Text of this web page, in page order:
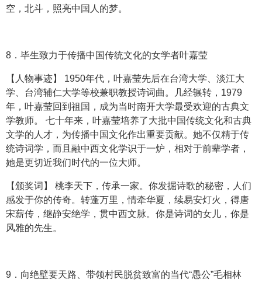
空，北斗，照亮中国人的梦。
8．毕生致力于传播中国传统文化的女学者叶嘉莹
【人物事迹】 1950年代，叶嘉莹先后在台湾大学、淡江大
学、台湾辅仁大学等校兼职教授诗词曲。几经辗转，1979
年，叶嘉莹回到祖国，成为当时南开大学最受欢迎的古典文
学教师。 七十年来，叶嘉莹培养了大批中国传统文化和古典
文学的人才，为传播中国文化作出重要贡献。她不仅精于传
统诗词学，而且融中西文化学识于一炉，相对于前辈学者，
她是更切近我们时代的一位大师。
【颁奖词】 桃李天下，传承一家。你发掘诗歌的秘密，人们
感发于你的传奇。转蓬万里，情牵华夏，续易安灯火，得唐
宋薪传，继静安绝学，贯中西文脉。你是诗词的女儿，你是
风雅的先生。
9．向绝壁要天路、带领村民脱贫致富的当代“愚公”毛相林